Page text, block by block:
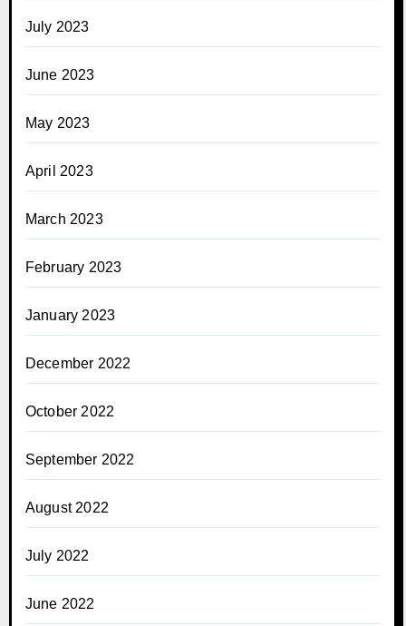
July 2023
June 2023
May 2023
April 2023
March 2023
February 2023
January 2023
December 2022
October 2022
September 2022
August 2022
July 2022
June 2022